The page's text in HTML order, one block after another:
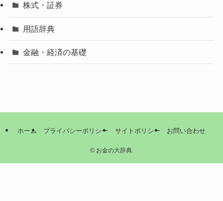
株式・証券
用語辞典
金融・経済の基礎
ホーム プライバシーポリシー サイトポリシー お問い合わせ
©お金の大辞典.